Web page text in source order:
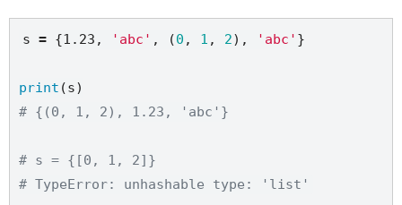
s = {1.23 , 'abc' , (0 , 1 , 2), 'abc' }
print
# {(0, 1, 2), 1.23, 'abc'}
# s = {[0, 1, 2]}
# TypeError: unhashable type: 'list'